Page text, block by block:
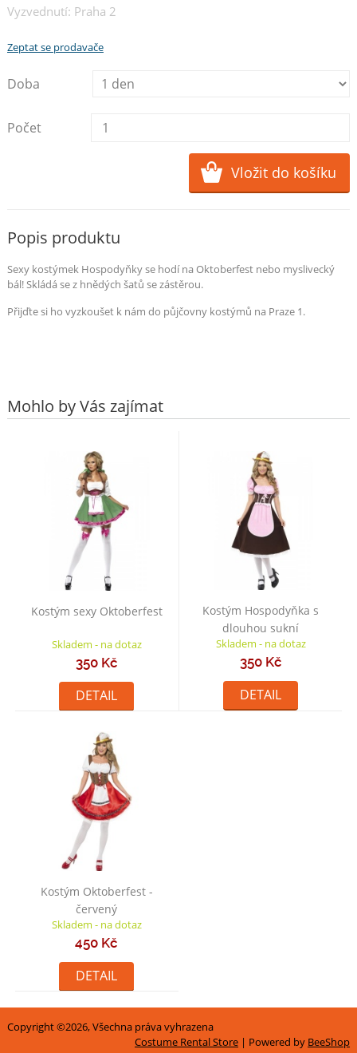
Vyzvednutí: Praha 2
Zeptat se prodavače
Doba
Počet
Popis produktu
Sexy kostýmek Hospodyňky se hodí na Oktoberfest nebo myslivecký
bál! Skládá se z hnědých šatů se zástěrou.
Přijďte si ho vyzkoušet k nám do půjčovny kostýmů na Praze 1.
Mohlo by Vás zajímat
Kostým sexy Oktoberfest
Skladem - na dotaz
350 Kč
DETAIL
Kostým Hospodyňka s
dlouhou sukní
Skladem - na dotaz
350 Kč
DETAIL
Kostým Oktoberfest -
červený
Skladem - na dotaz
450 Kč
DETAIL
Copyright ©2026, Všechna práva vyhrazena
Costume Rental Store | Powered by BeeShop